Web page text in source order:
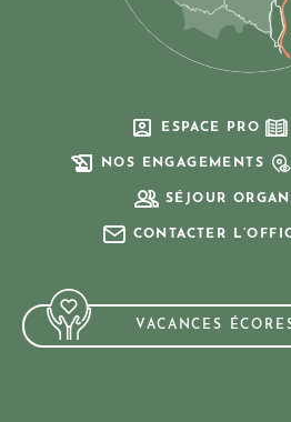
ESPACE PRO
NOS ENGAGEMENTS
SÉJOUR
CONTACTER
VACANCES